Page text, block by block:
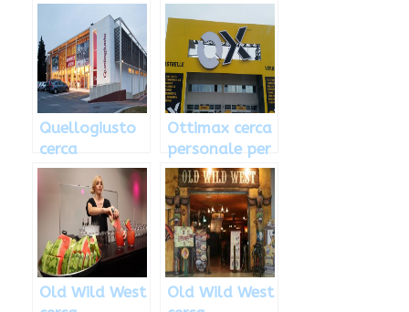
Modena
lavoro per
l’apertura di
20 nuovi
supermercati
Quellogiusto
cerca
personale per
nuova
apertura
Ottimax cerca
personale per
nuova
apertura a
Gorizia
Old Wild West
Old Wild West